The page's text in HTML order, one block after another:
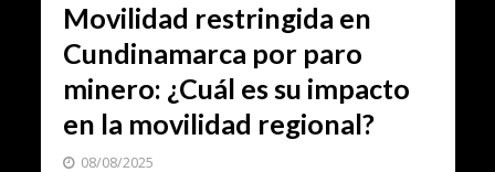
Movilidad restringida en
Cundinamarca por paro
minero: ¿Cuál es su impacto
en la movilidad regional?
08/08/2025